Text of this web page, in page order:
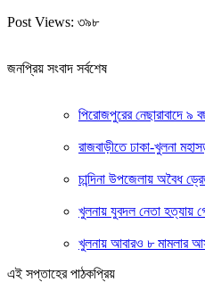
Post Views: ৩৯৮
জনপ্রিয় সংবাদ সর্বশেষ
পিরোজপুরের নেছারাবাদে ৯
রাজবাড়ীতে ঢাকা-খুলনা
চান্দিনা উপজেলায় অবৈধ
খুলনায় যুবদল নেতা হত্যায়
খুলনায় আবারও ৮ মামলার
এই সপ্তাহের পাঠকপ্রিয়